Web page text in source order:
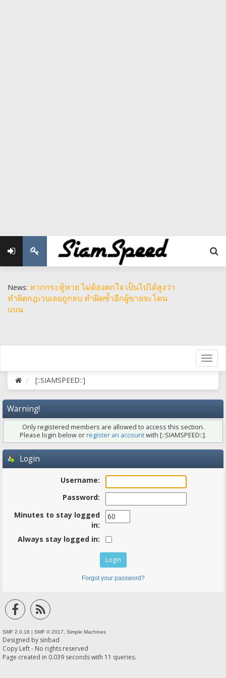
News: หากกระทู้หาย ไม่ต้องตกใจ เป็นไปได้สูงว่า
ทำผิดกฎเวบเลยถูกลบ ทำผิดซ้ำอีกผู้ขายจะโดน
แบน
[::SIAMSPEED::]
Warning!
Only registered members are allowed to access this section.
Please login below orregister an accountwith [::SIAMSPEED::].
Login
Username:
Password:
Minutes to stay logged
in:
Always stay logged in:
Forgot your password?
SMF 2.0.18 | SMF © 2017 Simple Machines
Designed by sinbad
Copy Left - No rights reserved
Page created in 0.039 seconds with 11 queries.